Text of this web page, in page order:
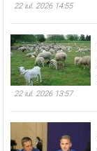
22 iul. 2026 14:55
22 iul. 2026 13:57